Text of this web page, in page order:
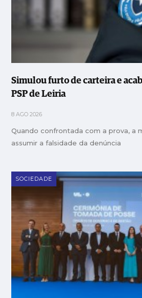
Simulou furto de carteira e
PSP de Leiria
8 AGO 2026
Quando confrontada com a prova, a
assumir a falsidade da denúncia
SOCIEDADE